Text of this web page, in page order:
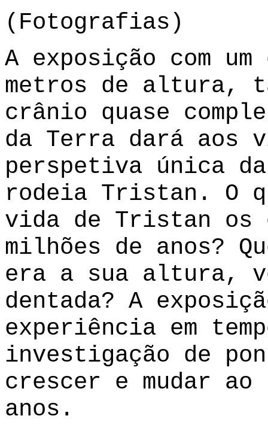
( Fotografias )
A exposição com
metros de altura,
crânio quase
da Terra dará aos
perspetiva única
rodeia Tristan. O
vida de Tristan os
milhões de anos?
era a sua altura,
dentada? A
experiência em
investigação de
crescer e mudar ao
anos.